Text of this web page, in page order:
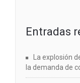
Entradas
La explosión
la demanda de